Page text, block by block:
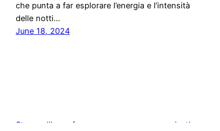
che punta a far esplorare l’energia e l’intensità
delle notti…
June 18, 2024
Stampa libera, free news e press communication